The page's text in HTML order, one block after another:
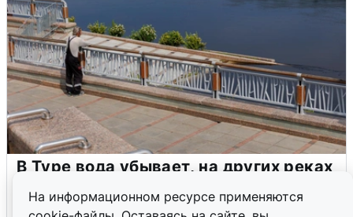
На информационном ресурсе применяются
В Туре вода убывает, на других реках